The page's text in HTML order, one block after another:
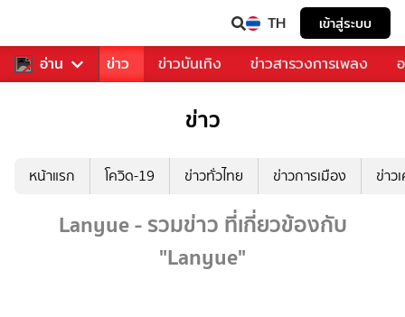
TH เข้าสู่ระบบ
อ่าน
คุณ กีฬา ข่าว ข่าวบันเทิง ข่าวสารวงการเพลง
ข่าว
หน้าแรก โควิด-19 ข่าวทั่วไทย ข่าวการเมือง ข่าว
Lanyue - รวมข่าว ที่เกี่ยวข้องกับ
"Lanyue"